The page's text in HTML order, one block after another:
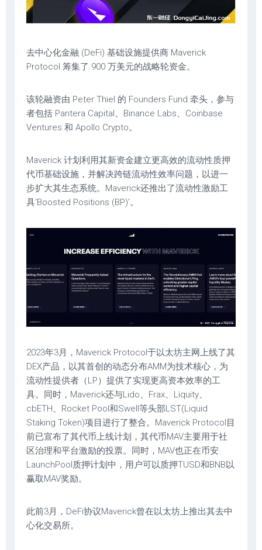
去中心化金融 (DeFi) 基础设施提供商 Maverick
Protocol 筹集了 900 万美元的战略轮资金。
该轮融资由 Peter Thiel 的 Founders Fund 牵头，参与
者包括 Pantera Capital、Binance Labs、Coinbase
Ventures 和 Apollo Crypto。
Maverick 计划利用其新资金建立更高效的流动性质押
代币基础设施，并解决跨链流动性效率问题，以进一
步扩大其生态系统。Maverick还推出了流动性激励工
具’Boosted Positions (BP)’。
2023年3月，Maverick Protocol于以太坊主网上线了其
DEX产品，以其首创的动态分布AMM为技术核心，为
流动性提供者（LP）提供了实现更高资本效率的工
具。同时，Maverick还与Lido、Frax、Liquity、
cbETH、Rocket Pool和Swell等头部LST(Liquid
Staking Token)项目进行了整合。Maverick Protocol目
前已宣布了其代币上线计划，其代币MAV主要用于社
区治理和平台激励的投票。同时，MAV也正在币安
LaunchPool质押计划中，用户可以质押TUSD和BNB以
赢取MAV奖励。
此前3月，DeFi协议Maverick曾在以太坊上推出其去中
心化交易所。